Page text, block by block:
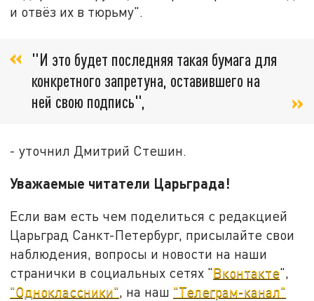
и отвёз их в тюрьму".
"И это будет последняя такая бумага для
конкретного запретуна, оставившего на
ней свою подпись",
- уточнил Дмитрий Стешин.
Уважаемые читатели Царьграда!
Если вам есть чем поделиться с редакцией
Царьград Санкт-Петербург, присылайте свои
наблюдения, вопросы и новости на наши
странички в социальных сетях "Вконтакте",
"Одноклассники", на наш "Телеграм-канал"